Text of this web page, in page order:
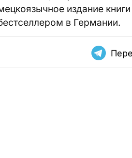
издание
в Германии.